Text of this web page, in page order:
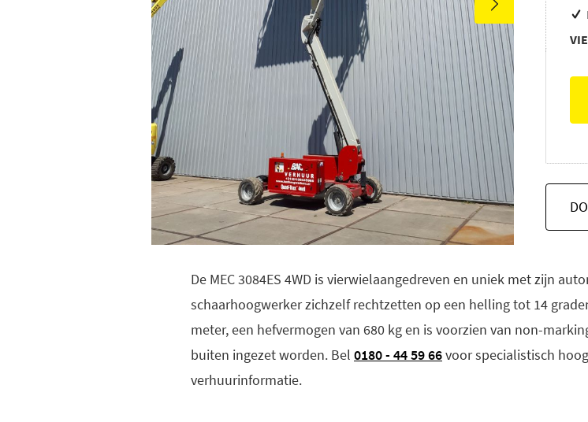
De MEC 3084ES 4WD is vierwielaangedreven en uniek met zijn
schaarhoogwerker zichzelf rechtzetten op een helling tot 14
meter, een hefvermogen van 680 kg en is voorzien van non-
buiten ingezet worden. Bel 0180 - 44 59 66voor specialistisch
verhuurinformatie.